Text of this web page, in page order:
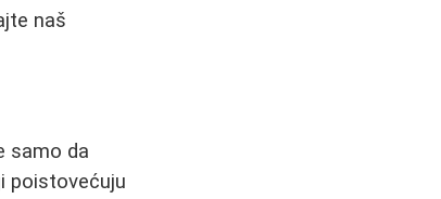
naš
samo da
poistovećuju